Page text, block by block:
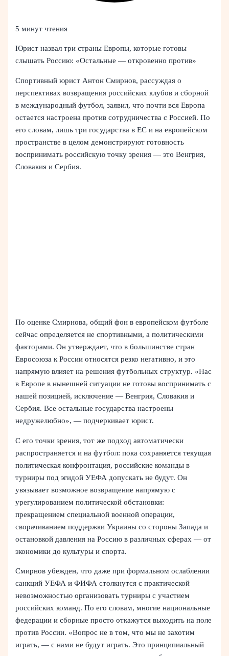
5 минут чтения
Юрист назвал три страны Европы, которые готовы
слышать Россию: «Остальные — откровенно против»
Спортивный юрист Антон Смирнов, рассуждая о
перспективах возвращения российских клубов и сборной
в международный футбол, заявил, что почти вся Европа
остается настроена против сотрудничества с Россией. По
его словам, лишь три государства в ЕС и на европейском
пространстве в целом демонстрируют готовность
воспринимать российскую точку зрения — это Венгрия,
Словакия и Сербия.
По оценке Смирнова, общий фон в европейском футболе
сейчас определяется не спортивными, а политическими
факторами. Он утверждает, что в большинстве стран
Евросоюза к России относятся резко негативно, и это
напрямую влияет на решения футбольных структур. «Нас
в Европе в нынешней ситуации не готовы воспринимать с
нашей позицией, исключение — Венгрия, Словакия и
Сербия. Все остальные государства настроены
недружелюбно», — подчеркивает юрист.
С его точки зрения, тот же подход автоматически
распространяется и на футбол: пока сохраняется текущая
политическая конфронтация, российские команды в
турниры под эгидой УЕФА допускать не будут. Он
увязывает возможное возвращение напрямую с
урегулированием политической обстановки:
прекращением специальной военной операции,
сворачиванием поддержки Украины со стороны Запада и
остановкой давления на Россию в различных сферах — от
экономики до культуры и спорта.
Смирнов убежден, что даже при формальном ослаблении
санкций УЕФА и ФИФА столкнутся с практической
невозможностью организовать турниры с участием
российских команд. По его словам, многие национальные
федерации и сборные просто откажутся выходить на поле
против России. «Вопрос не в том, что мы не захотим
играть, — с нами не будут играть. Это принципиальный